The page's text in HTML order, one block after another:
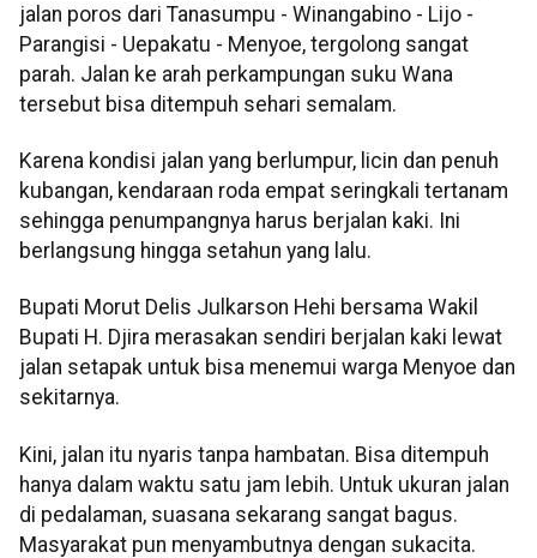
jalan poros dari Tanasumpu - Winangabino - Lijo -
Parangisi - Uepakatu - Menyoe, tergolong sangat
parah. Jalan ke arah perkampungan suku Wana
tersebut bisa ditempuh sehari semalam.
Karena kondisi jalan yang berlumpur, licin dan penuh
kubangan, kendaraan roda empat seringkali tertanam
sehingga penumpangnya harus berjalan kaki. Ini
berlangsung hingga setahun yang lalu.
Bupati Morut Delis Julkarson Hehi bersama Wakil
Bupati H. Djira merasakan sendiri berjalan kaki lewat
jalan setapak untuk bisa menemui warga Menyoe dan
sekitarnya.
Kini, jalan itu nyaris tanpa hambatan. Bisa ditempuh
hanya dalam waktu satu jam lebih. Untuk ukuran jalan
di pedalaman, suasana sekarang sangat bagus.
Masyarakat pun menyambutnya dengan sukacita.